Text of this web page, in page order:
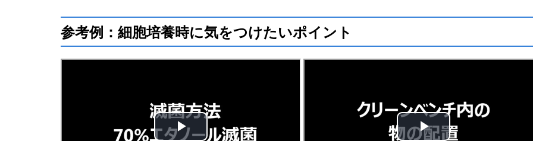
参考例：細胞培養時に気をつけたいポイント